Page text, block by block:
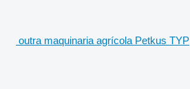
outra maquinaria agrícola Petkus TYP